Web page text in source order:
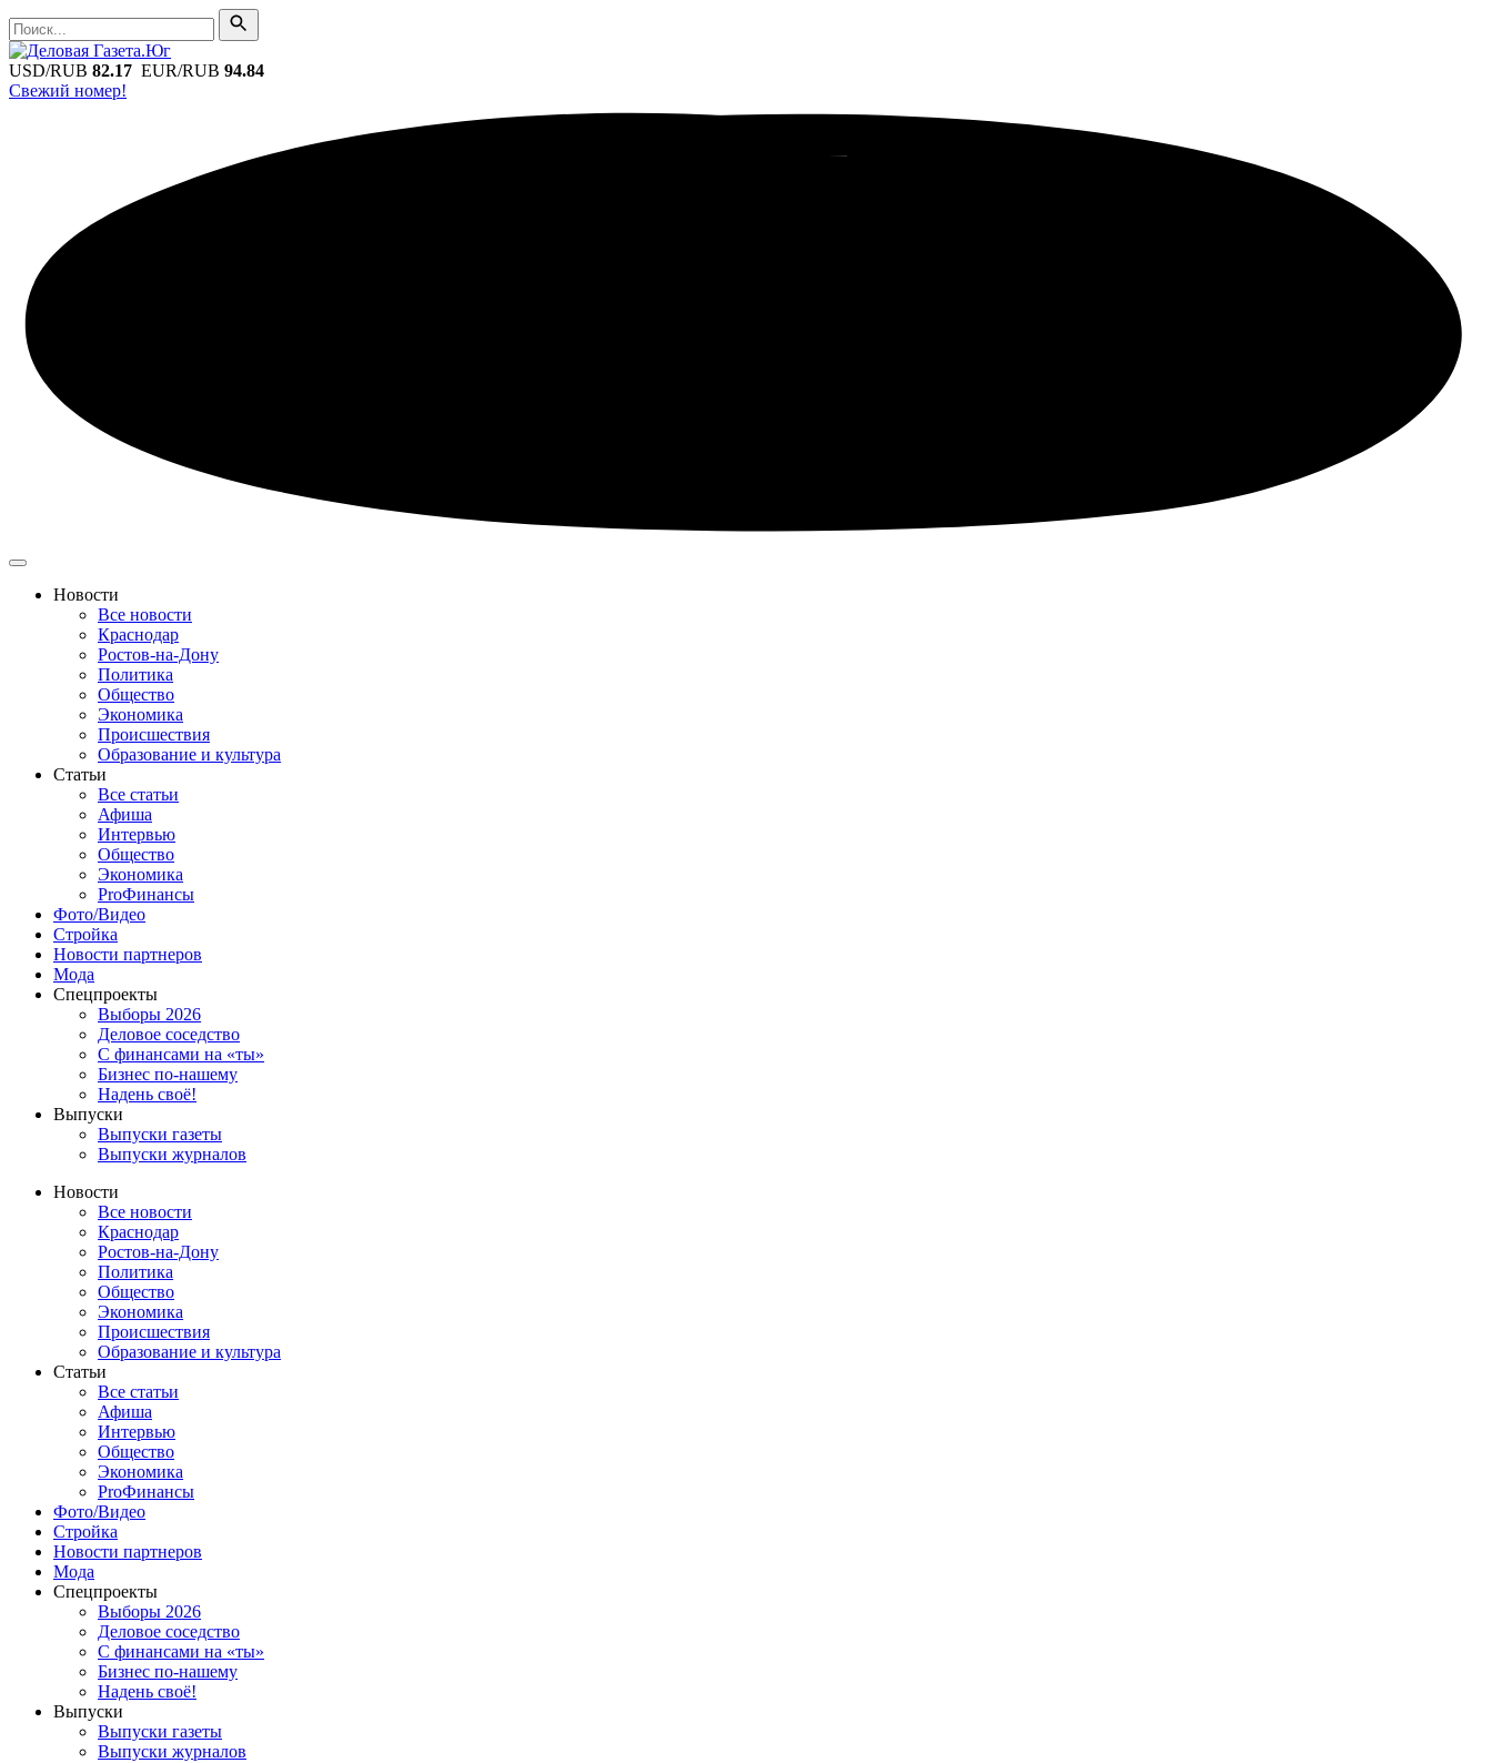
Поиск
Поиск
USD/RUB 82.17 EUR/RUB 94.84
Свежий номер!
Новости
Все новости
Краснодар
Ростов-на-Дону
Политика
Общество
Экономика
Происшествия
Образование и культура
Статьи
Все статьи
Афиша
Интервью
Общество
Экономика
ProФинансы
Фото/Видео
Стройка
Новости партнеров
Мода
Спецпроекты
Выборы 2026
Деловое соседство
С финансами на «ты»
Бизнес по-нашему
Надень своё!
Выпуски
Выпуски газеты
Выпуски журналов
Новости
Все новости
Краснодар
Ростов-на-Дону
Политика
Общество
Экономика
Происшествия
Образование и культура
Статьи
Все статьи
Афиша
Интервью
Общество
Экономика
ProФинансы
Фото/Видео
Стройка
Новости партнеров
Мода
Спецпроекты
Выборы 2026
Деловое соседство
С финансами на «ты»
Бизнес по-нашему
Надень своё!
Выпуски
Выпуски газеты
Выпуски журналов